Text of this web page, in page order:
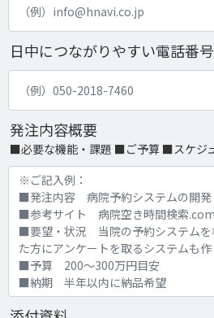
日中につながりやすい電話番号
発注内容概要
■必要な機能・課題 ■ご予算 ■スケジ